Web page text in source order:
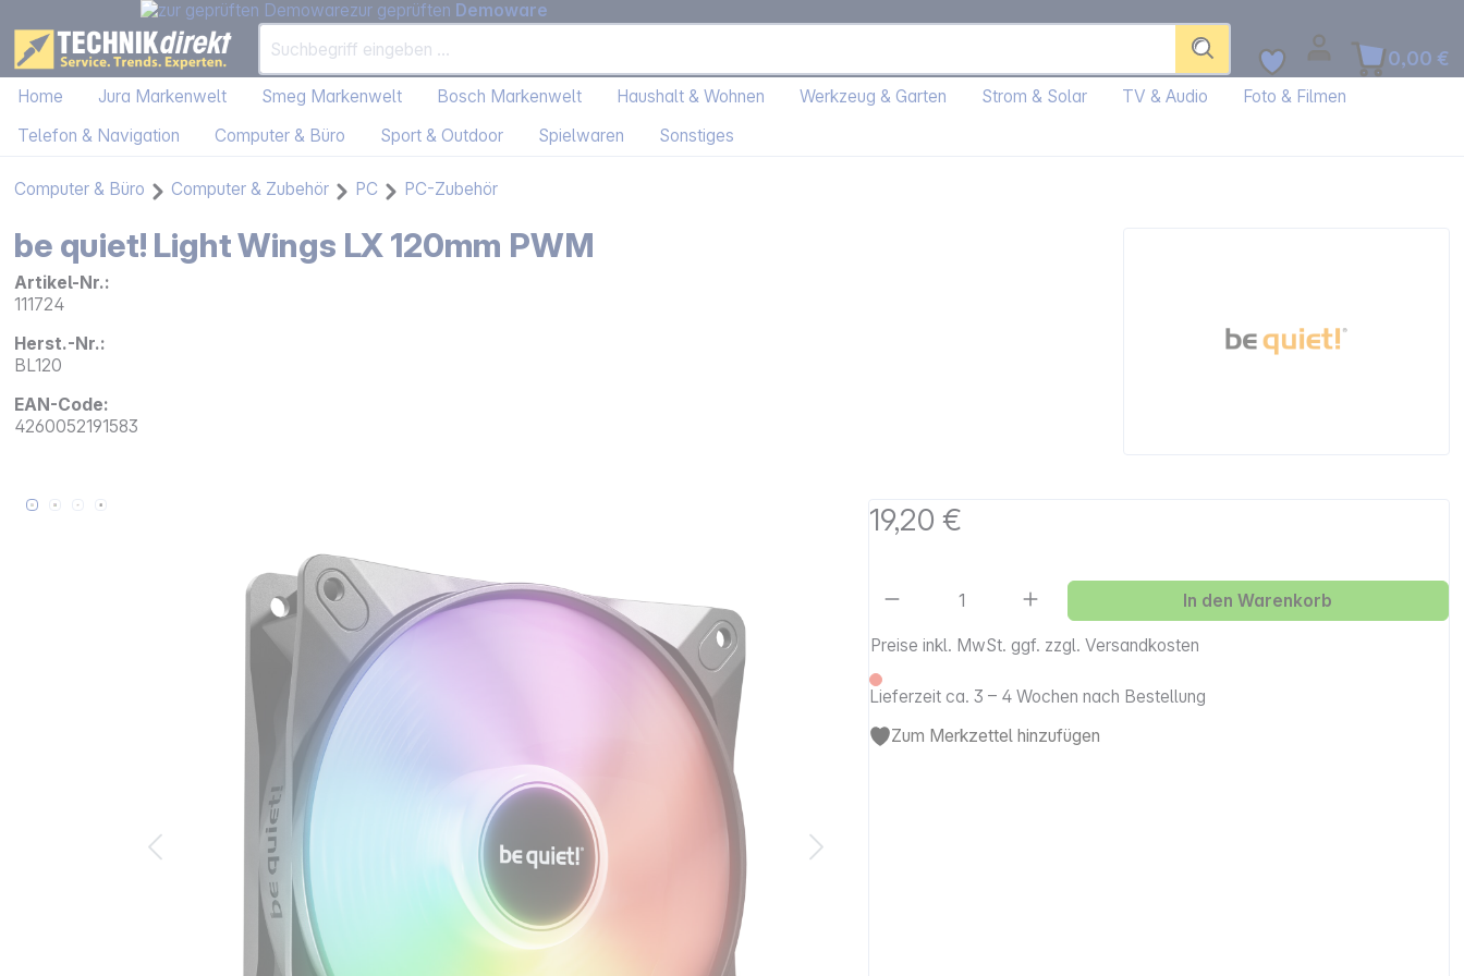
zur geprüften Demoware
0,00 €
Home Jura Markenwelt Smeg Markenwelt Bosch Markenwelt Haushalt & Wohnen Werkzeug & Garten Strom & Solar TV & Audio
Foto & Filmen
Telefon & Navigation
Computer & Büro Sport & Outdoor Spielwaren Sonstiges
Computer & Büro Computer & Zubehör PC PC-Zubehör
be quiet! Light Wings LX 120mm PWM
Artikel-Nr.:
111724
Herst.-Nr.:
BL120
EAN-Code:
4260052191583
Bildergalerie überspringen 19,20 €
Preise inkl. MwSt. ggf. zzgl. Versandkosten
Lieferzeit ca. 3 – 4 Wochen nach Bestellung
Artikel Anzahl: Gib den gewünschten Wert ein
In den Warenkorb
Zum Merkzettel hinzufügen